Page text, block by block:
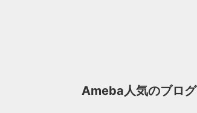
Ameba人気のブログ